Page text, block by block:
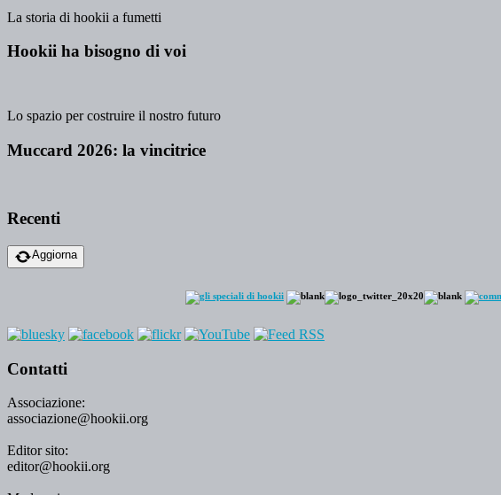
La storia di hookii a fumetti
Hookii ha bisogno di voi
Lo spazio per costruire il nostro futuro
Muccard 2026: la vincitrice
Recenti
Aggiorna
Contatti
Associazione:
associazione@hookii.org
Editor sito:
editor@hookii.org